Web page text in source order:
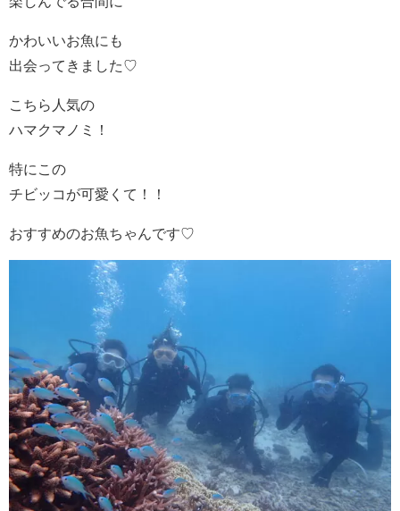
かわいいお魚にも
出会ってきました♡
こちら人気の
ハマクマノミ！
特にこの
チビッコが可愛くて！！
おすすめのお魚ちゃんです♡